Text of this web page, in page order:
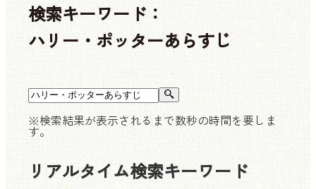
検索キーワード：
ハリー・ポッターあらすじ
※検索結果が表示されるまで数秒の時間を要しま
す。
リアルタイム検索キーワード